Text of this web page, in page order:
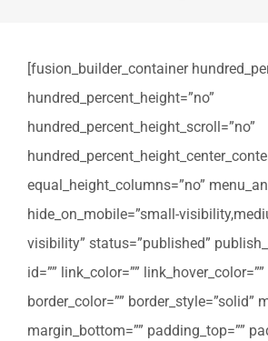
[fusion_builder_container
hundred_percent_height=”no”
hundred_percent_height_scroll=”no”
equal_height_columns=”no”
hide_on_mobile=”small-
visibility” status=”published”
id=”” link_color=””
border_color=”” border_style=”solid”
margin_bottom=”” padding_top=””